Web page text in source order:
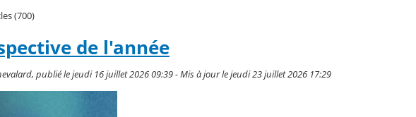
(700)
de l'année
publié le jeudi 16 juillet 2026 09:39 - Mis à jour le jeudi 23 juillet 2026 17:29